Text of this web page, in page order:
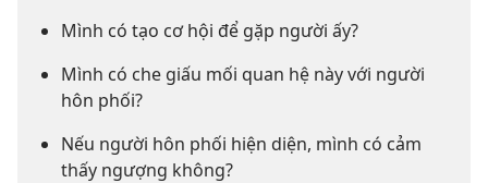
Mình có tạo cơ hội để gặp người ấy?
Mình có che giấu mối quan hệ này với người
hôn phối?
Nếu người hôn phối hiện diện, mình có cảm
thấy ngượng không?